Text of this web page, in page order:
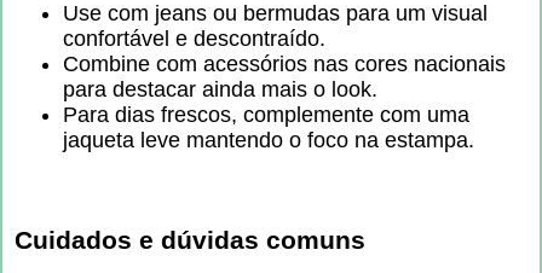
Use com jeans ou bermudas para um visual
confortável e descontraído.
Combine com acessórios nas cores nacionais
para destacar ainda mais o look.
Para dias frescos, complemente com uma
jaqueta leve mantendo o foco na estampa.
Cuidados e dúvidas comuns